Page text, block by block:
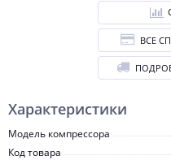
Характеристики
Модель компрессора
Код товара
ВСЕ